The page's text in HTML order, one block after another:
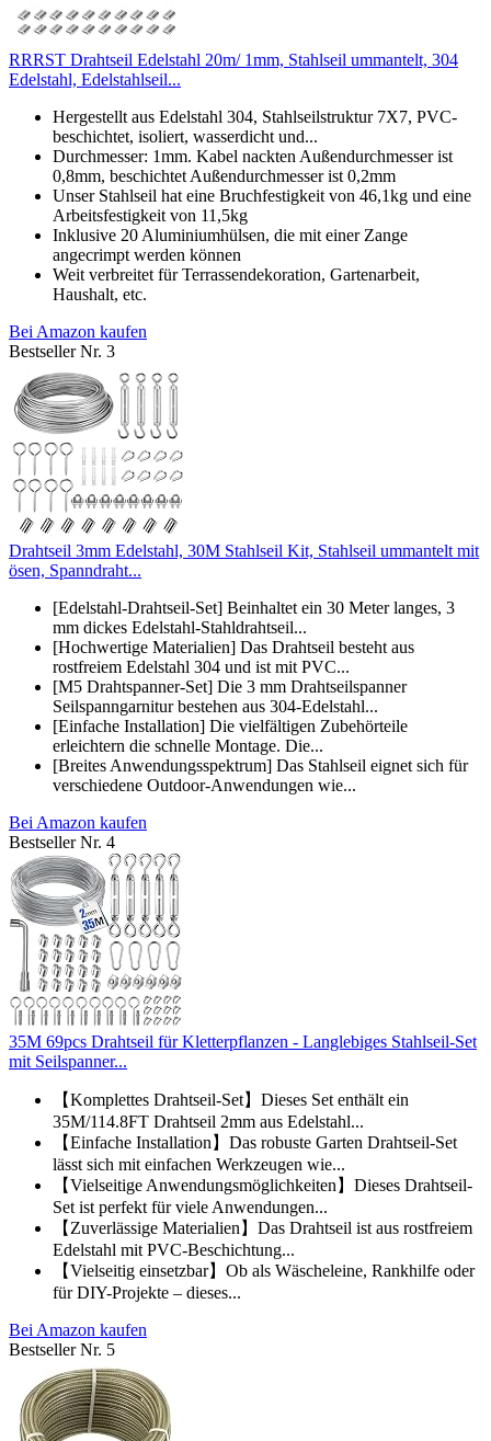
RRRST Drahtseil Edelstahl 20m/ 1mm, Stahlseil ummantelt, 304
Edelstahl, Edelstahlseil...
Hergestellt aus Edelstahl 304, Stahlseilstruktur 7X7, PVC-
beschichtet, isoliert, wasserdicht und...
Durchmesser: 1mm. Kabel nackten Außendurchmesser ist
0,8mm, beschichtet Außendurchmesser ist 0,2mm
Unser Stahlseil hat eine Bruchfestigkeit von 46,1kg und eine
Arbeitsfestigkeit von 11,5kg
Inklusive 20 Aluminiumhülsen, die mit einer Zange
angecrimpt werden können
Weit verbreitet für Terrassendekoration, Gartenarbeit,
Haushalt, etc.
Bei Amazon kaufen
Bestseller Nr. 3
Drahtseil 3mm Edelstahl, 30M Stahlseil Kit, Stahlseil ummantelt mit
ösen, Spanndraht...
[Edelstahl-Drahtseil-Set] Beinhaltet ein 30 Meter langes, 3
mm dickes Edelstahl-Stahldrahtseil...
[Hochwertige Materialien] Das Drahtseil besteht aus
rostfreiem Edelstahl 304 und ist mit PVC...
[M5 Drahtspanner-Set] Die 3 mm Drahtseilspanner
Seilspanngarnitur bestehen aus 304-Edelstahl...
[Einfache Installation] Die vielfältigen Zubehörteile
erleichtern die schnelle Montage. Die...
[Breites Anwendungsspektrum] Das Stahlseil eignet sich für
verschiedene Outdoor-Anwendungen wie...
Bei Amazon kaufen
Bestseller Nr. 4
35M 69pcs Drahtseil für Kletterpflanzen - Langlebiges Stahlseil-Set
mit Seilspanner...
【Komplettes Drahtseil-Set】Dieses Set enthält ein
35M/114.8FT Drahtseil 2mm aus Edelstahl...
【Einfache Installation】Das robuste Garten Drahtseil-Set
lässt sich mit einfachen Werkzeugen wie...
【Vielseitige Anwendungsmöglichkeiten】Dieses Drahtseil-
Set ist perfekt für viele Anwendungen...
【Zuverlässige Materialien】Das Drahtseil ist aus rostfreiem
Edelstahl mit PVC-Beschichtung...
【Vielseitig einsetzbar】Ob als Wäscheleine, Rankhilfe oder
für DIY-Projekte – dieses...
Bei Amazon kaufen
Bestseller Nr. 5